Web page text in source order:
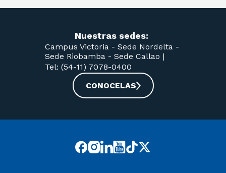
Nuestras sedes:
Campus Victoria - Sede Nordelta -
Sede Riobamba - Sede Callao |
Tel: (54-11) 7078-0400
CONOCELAS